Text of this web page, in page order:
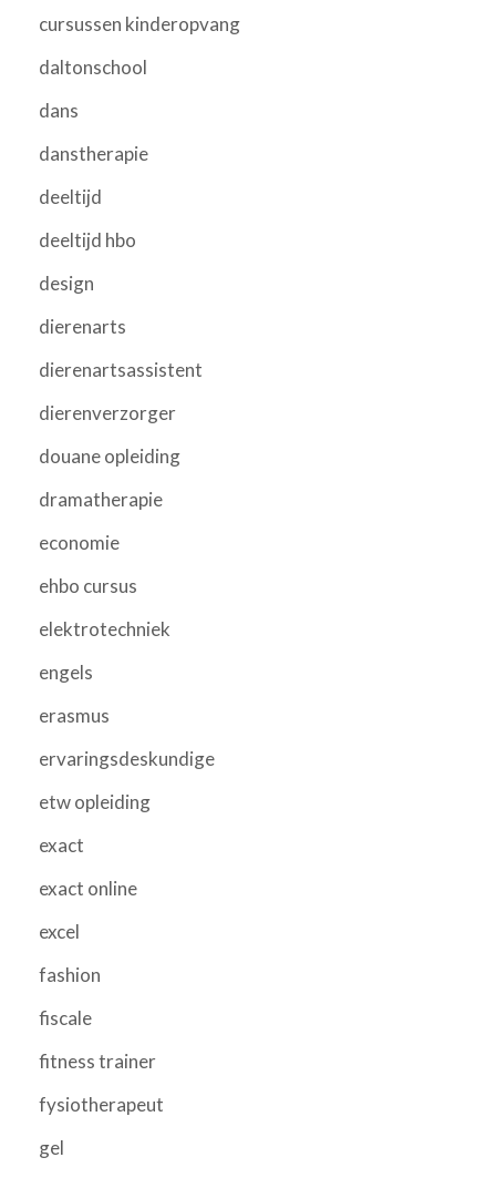
cursussen kinderopvang
daltonschool
dans
danstherapie
deeltijd
deeltijd hbo
design
dierenarts
dierenartsassistent
dierenverzorger
douane opleiding
dramatherapie
economie
ehbo cursus
elektrotechniek
engels
erasmus
ervaringsdeskundige
etw opleiding
exact
exact online
excel
fashion
fiscale
fitness trainer
fysiotherapeut
gel